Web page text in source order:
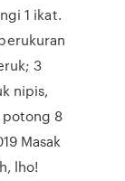
1 ikat.
3
nipis,
potong 8
Masak
lho!